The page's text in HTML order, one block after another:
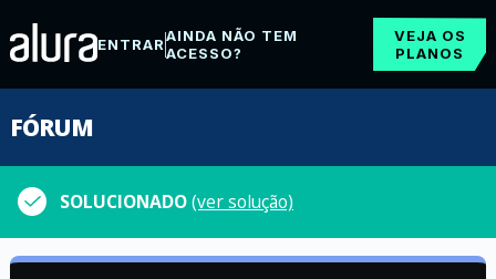
ENTRARAINDA NÃO TEM
ACESSO?
VEJA OS
PLANOS
FÓRUM
SOLUCIONADO(ver solução)